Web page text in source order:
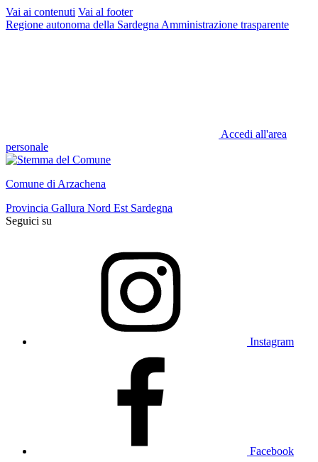
Vai ai contenuti Vai al footer
Regione autonoma della Sardegna Amministrazione trasparente
Accedi all'area
personale
Comune di Arzachena
Provincia Gallura Nord Est Sardegna
Seguici su
Instagram
Facebook